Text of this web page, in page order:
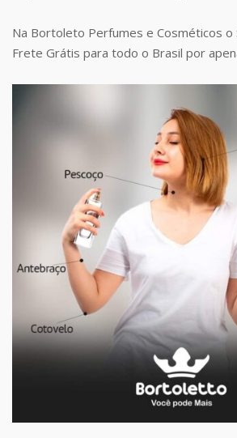
Na Bortoleto Perfumes e Cosméticos o
Frete Grátis para todo o Brasil por